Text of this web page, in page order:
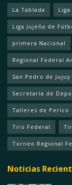
La Tablada
Liga Jujeña de
primera Nacional
Regional Federal
San Pedro de Jujuy
Secretaría de
Talleres de Perico
Tiro Federal
Torneo Regional
Noticias